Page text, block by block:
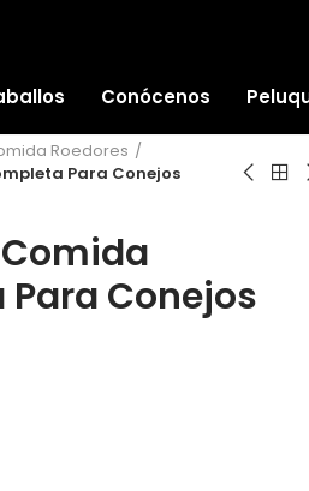
Conócenos
Roedores
Para Conejos
Conejos